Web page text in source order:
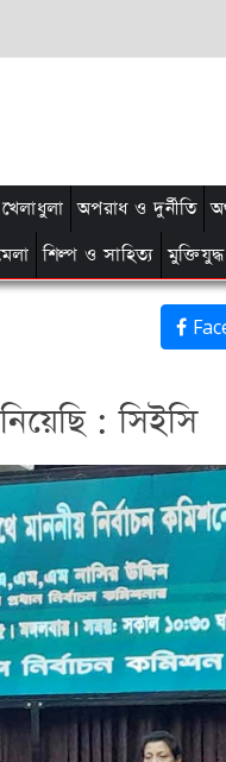
খেলাধুলা অপরাধ ও দুর্নীতি
শিল্প ও সাহিত্য মুক্তিযুদ্ধ
: সিইসি